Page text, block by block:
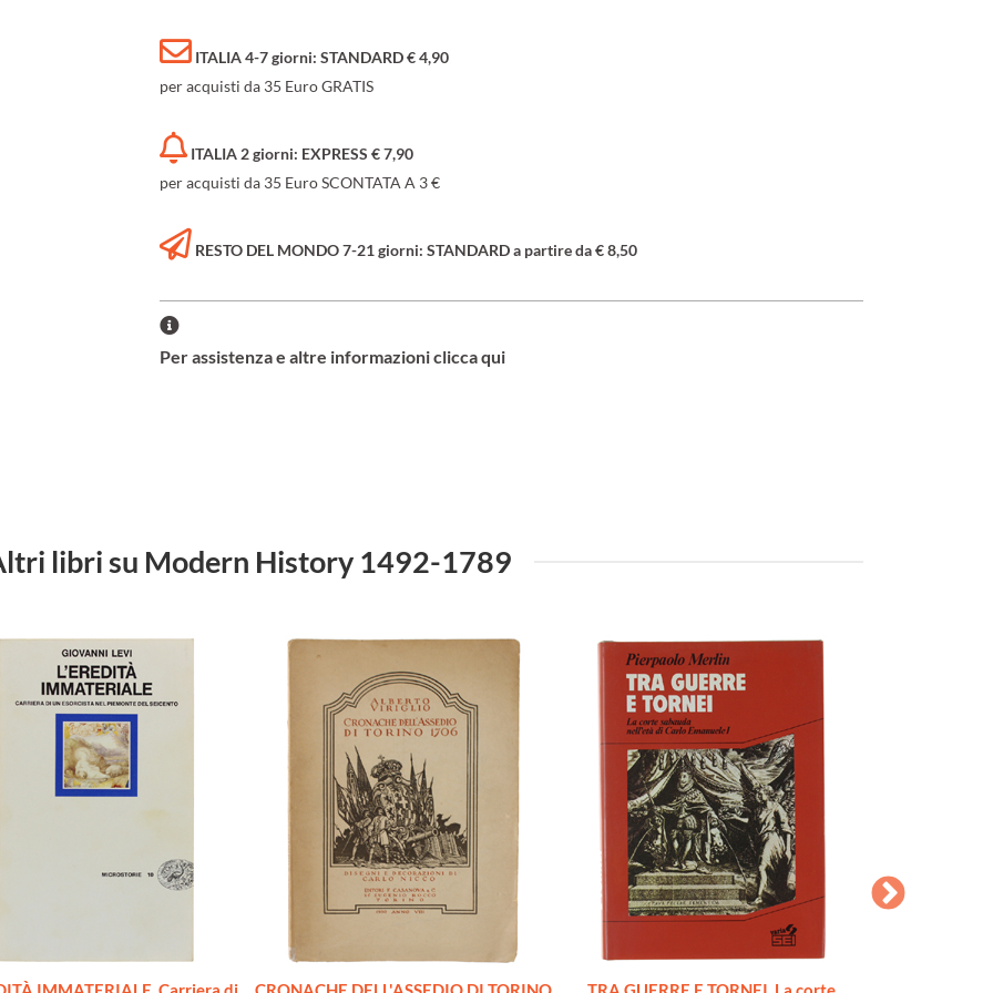
ITALIA 4-7 giorni: STANDARD € 4,90
per acquisti da 35 Euro GRATIS
ITALIA 2 giorni: EXPRESS € 7,90
per acquisti da 35 Euro SCONTATA A 3 €
RESTO DEL MONDO 7-21 giorni: STANDARD a partire da € 8,50
Per assistenza e altre informazioni clicca qui
libri su Modern History 1492-1789